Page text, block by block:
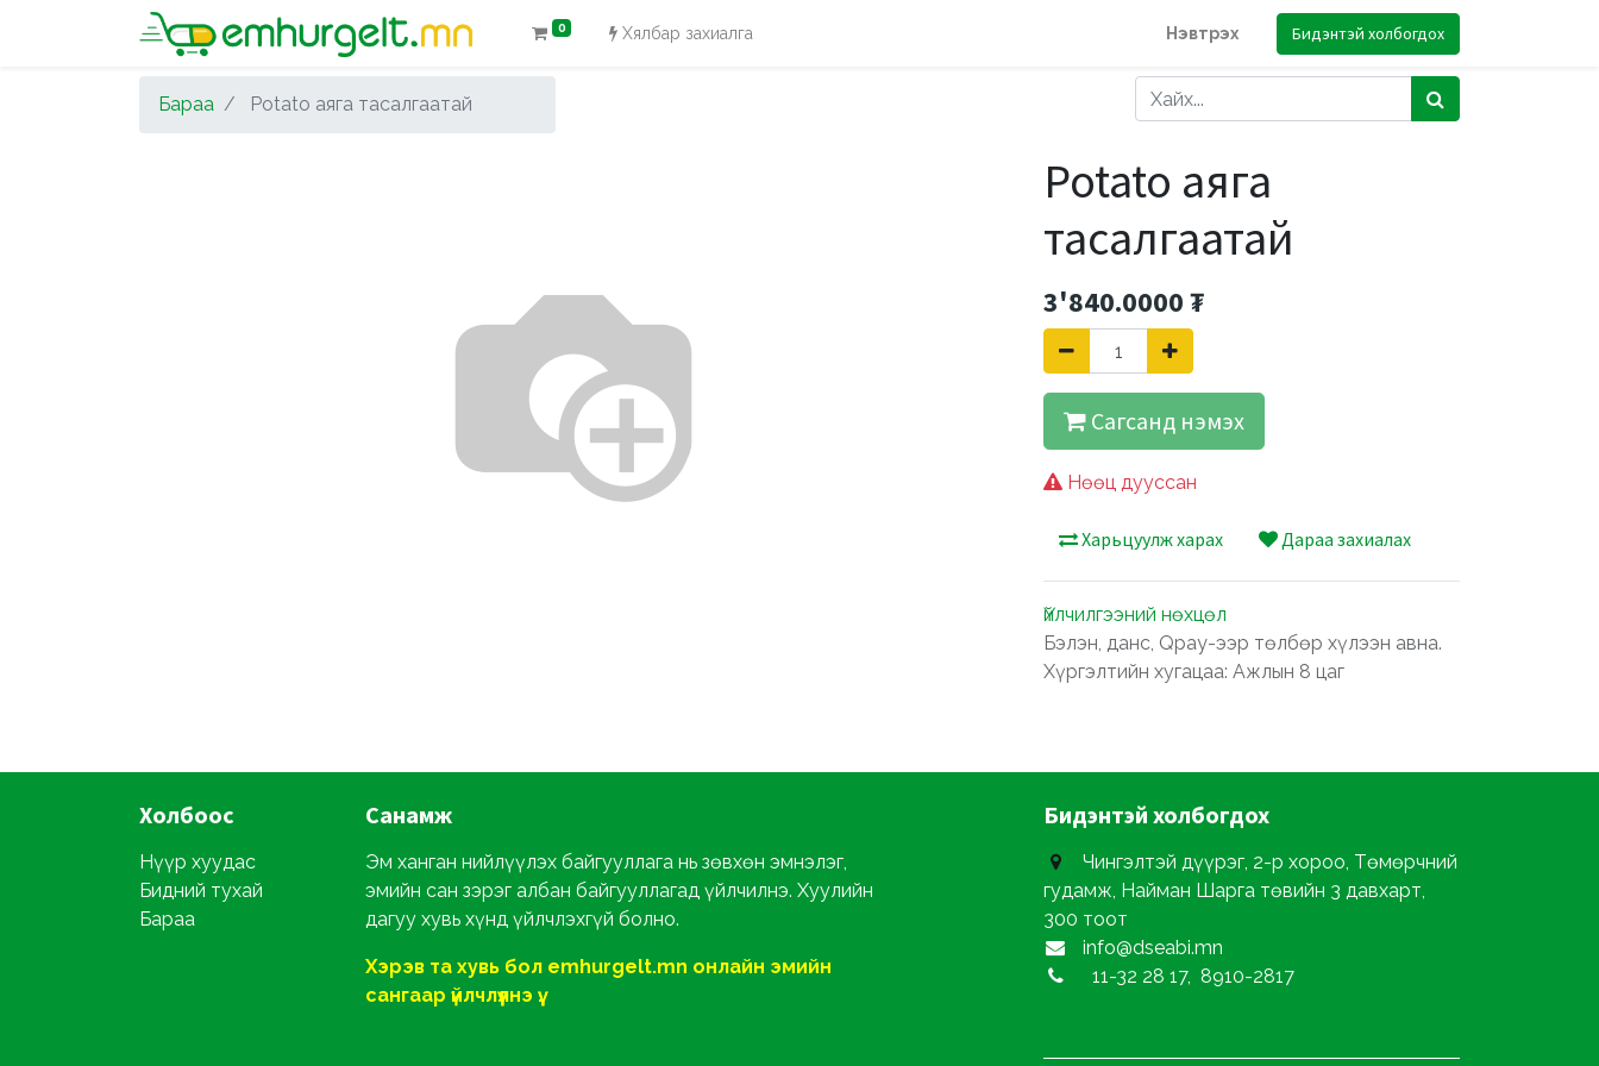
0 Хялбар захиалга Нэвтрэх Бидэнтэй холбогдох
Бараа Potato аяга тасалгаатай
Potato аяга
тасалгаатай
3'840.0000₮
Сагсанд нэмэх
Нөөц дууссан
Харьцуулж харах Дараа захиалах
Үйлчилгээний нөхцөл
Бэлэн, данс, Qpay-ээр төлбөр хүлээн авна.
Хүргэлтийн хугацаа: Ажлын 8 цаг
Холбоос
Нүүр хуудас
Бидний тухай
Бараа
Санамж
Эм ханган нийлүүлэх байгууллага нь зөвхөн эмнэлэг,
эмийн сан зэрэг албан байгууллагад үйлчилнэ. Хуулийн
дагуу хувь хүнд үйлчлэхгүй болно.
Хэрэв та хувь бол emhurgelt.mn онлайн эмийн
сангаар үйлчлүүлнэ үү.
Бидэнтэй холбогдох
Чингэлтэй дүүрэг, 2-р хороо, Төмөрчний
гудамж, Найман Шарга төвийн 3 давхарт,
300 тоот
info@dseabi.mn
11-32 28 17, 8910-2817